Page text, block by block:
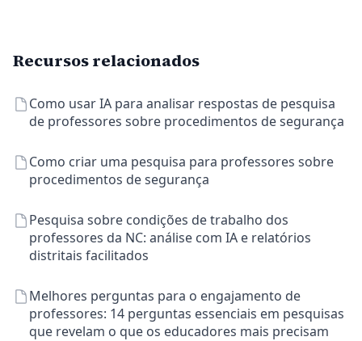
Recursos relacionados
Como usar IA para analisar respostas de pesquisa
de professores sobre procedimentos de segurança
Como criar uma pesquisa para professores sobre
procedimentos de segurança
Pesquisa sobre condições de trabalho dos
professores da NC: análise com IA e relatórios
distritais facilitados
Melhores perguntas para o engajamento de
professores: 14 perguntas essenciais em pesquisas
que revelam o que os educadores mais precisam